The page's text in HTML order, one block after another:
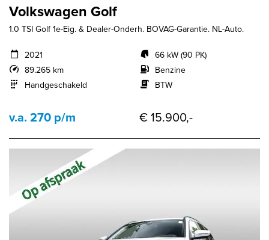
Volkswagen Golf
1.0 TSI Golf 1e-Eig. & Dealer-Onderh. BOVAG-Garantie. NL-Auto.
2021
89.265 km
Handgeschakeld
66 kW (90 PK)
Benzine
BTW
v.a. 270 p/m € 15.900,-